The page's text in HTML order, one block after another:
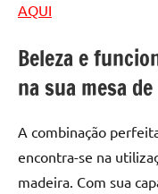
AQUI
Beleza e
na sua mesa
A combinação
encontra-se na
madeira. Com sua